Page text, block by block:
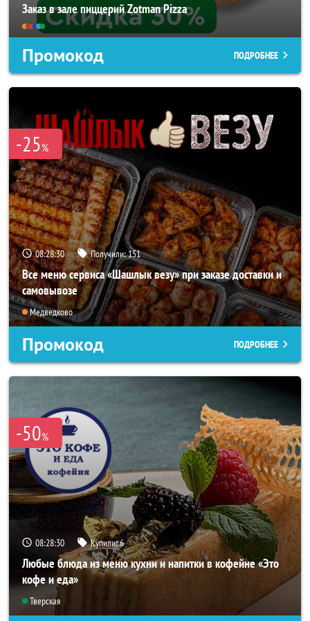
Заказ в зале пиццерий Zotman Pizza
Промокод ПОДРОБНЕЕ
-25%
08:28:27 Получили:151
Все меню сервиса «Шашлык везу» при заказе доставки и
самовывозе
Медведково
Промокод ПОДРОБНЕЕ
-50%
08:28:27 Купили:6
Любые блюда из меню кухни и напитки в кофейне «Это
кофе и еда»
Тверская